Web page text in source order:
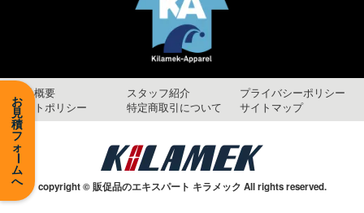
お
見
積
フ
ォ
ー
ム
へ
会社概要 スタッフ紹介
プライバシーポリシー
サイトポリシー
特定商取引について サイトマップ
copyright © 販促品のエキスパート キラメック All rights reserved.